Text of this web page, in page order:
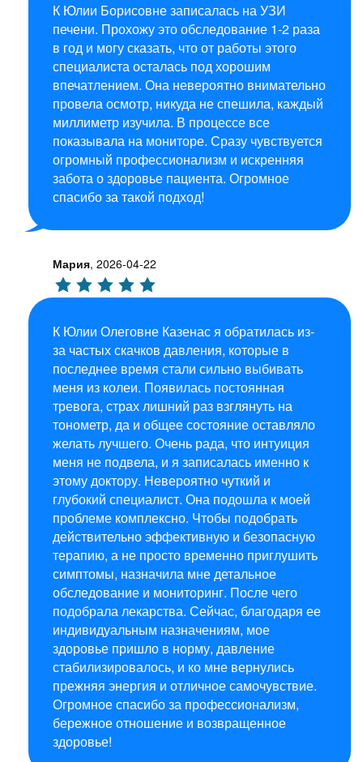
К Юлии Борисовне записалась на УЗИ
печени. Прохожу это обследование 1-2 раза
в год и могу сказать, что от работы этого
специалиста осталась под хорошим
впечатлением. Она невероятно внимательно
провела осмотр, никуда не спешила, каждый
миллиметр изучила. В процессе все
показывала на мониторе. Сразу чувствуется
огромный профессионализм и искренняя
забота о здоровье пациента. Огромное
спасибо за такой подход!
Мария, 2026-04-22
К Юлии Олеговне Казенас я обратилась из-
за частых скачков давления, которые в
последнее время стали сильно выбивать
меня из колеи. Появилась постоянная
тревога, страх лишний раз взглянуть на
тонометр, да и общее состояние оставляло
желать лучшего. Очень рада, что интуиция
меня не подвела, и я записалась именно к
этому доктору. Невероятно чуткий и
глубокий специалист. Она подошла к моей
проблеме комплексно. Чтобы подобрать
действительно эффективную и безопасную
терапию, а не просто временно приглушить
симптомы, назначила мне детальное
обследование и мониторинг. После чего
подобрала лекарства. Сейчас, благодаря ее
индивидуальным назначениям, мое
здоровье пришло в норму, давление
стабилизировалось, и ко мне вернулись
прежняя энергия и отличное самочувствие.
Огромное спасибо за профессионализм,
бережное отношение и возвращенное
здоровье!